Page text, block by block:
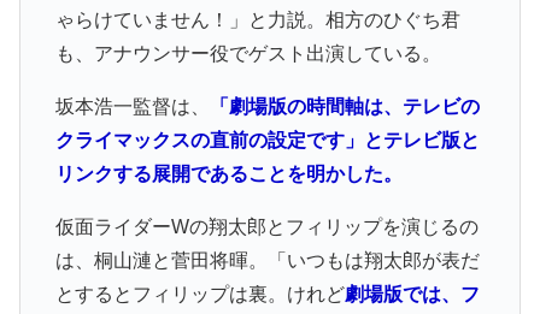
ゃらけていません！」と力説。相方のひぐち君
も、アナウンサー役でゲスト出演している。
坂本浩一監督は、
「劇場版の時間軸は、テレビの
クライマックスの直前の設定です」とテレビ版と
リンクする展開であることを明かした。
仮面ライダーWの翔太郎とフィリップを演じるの
は、桐山漣と菅田将暉。「いつもは翔太郎が表だ
とするとフィリップは裏。けれど劇場版では、フ